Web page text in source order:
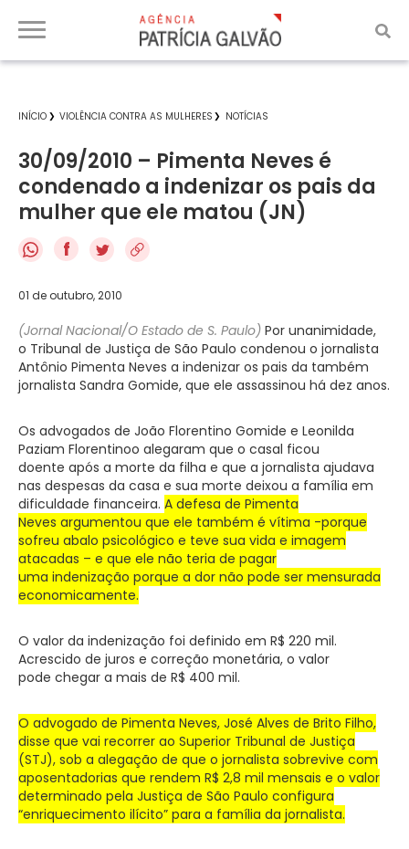
INÍCIO VIOLÊNCIA CONTRA AS MULHERES NOTÍCIAS
30/09/2010 – Pimenta Neves é
condenado a indenizar os pais da
mulher que ele matou (JN)
f
01 de outubro, 2010
(Jornal Nacional/O Estado de S. Paulo) Por unanimidade,
o Tribunal de Justiça de São Paulo condenou o jornalista
Antônio Pimenta Neves a indenizar os pais da também
jornalista Sandra Gomide, que ele assassinou há dez anos.
Os advogados de João Florentino Gomide e Leonilda
Paziam Florentinoo alegaram que o casal ficou
doente após a morte da filha e que a jornalista ajudava
nas despesas da casa e sua morte deixou a família em
dificuldade financeira. A defesa de Pimenta
Neves argumentou que ele também é vítima -porque
sofreu abalo psicológico e teve sua vida e imagem
atacadas – e que ele não teria de pagar
uma indenização porque a dor não pode ser mensurada
economicamente.
O valor da indenização foi definido em R$ 220 mil.
Acrescido de juros e correção monetária, o valor
pode chegar a mais de R$ 400 mil.
O advogado de Pimenta Neves, José Alves de Brito Filho,
disse que vai recorrer ao Superior Tribunal de Justiça
(STJ), sob a alegação de que o jornalista sobrevive com
aposentadorias que rendem R$ 2,8 mil mensais e o valor
determinado pela Justiça de São Paulo configura
“enriquecimento ilícito” para a família da jornalista.